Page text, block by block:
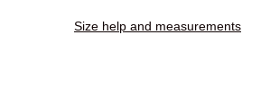
Size help and measurements